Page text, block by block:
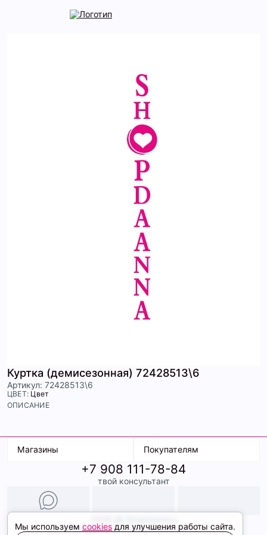
Куртка (демисезонная) 72428513\6
Артикул: 72428513\6
ЦВЕТ: Цвет
ОПИСАНИЕ
Магазины
ТК Терминал
ТРК Континент
Покупателям
Доставка
Условия оплаты
Образы
+7 908 111-78-84
твой консультант
Политика конфиденциальности
Мы используем cookies для улучшения работы сайта.